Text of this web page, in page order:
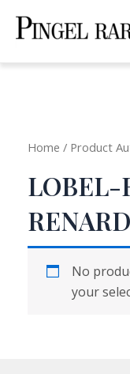
Home / Product
LOBEL-
No
your